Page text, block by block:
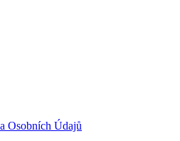
Osobních Údajů